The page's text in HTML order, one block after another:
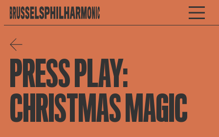
PRESS PLAY:
CHRISTMAS MAGIC